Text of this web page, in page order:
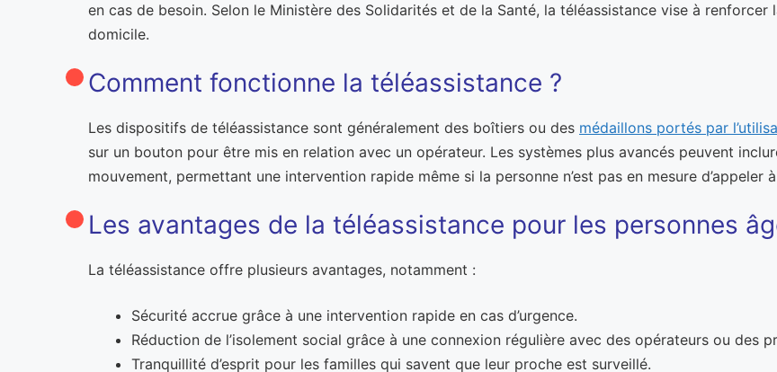
en cas de besoin. Selon le Ministère des Solidarités et de la Santé, la téléassistance vise à
domicile.
Comment fonctionne la téléassistance ?
Les dispositifs de téléassistance sont généralement des boîtiers ou des médaillons portés par
sur un bouton pour être mis en relation avec un opérateur. Les systèmes plus avancés peuvent
mouvement, permettant une intervention rapide même si la personne n’est pas en mesure d’appeler à
Les avantages de la téléassistance pour les personnes
La téléassistance offre plusieurs avantages, notamment :
Sécurité accrue grâce à une intervention rapide en cas d’urgence.
Réduction de l’isolement social grâce à une connexion régulière avec des opérateurs ou des
Tranquillité d’esprit pour les familles qui savent que leur proche est surveillé.